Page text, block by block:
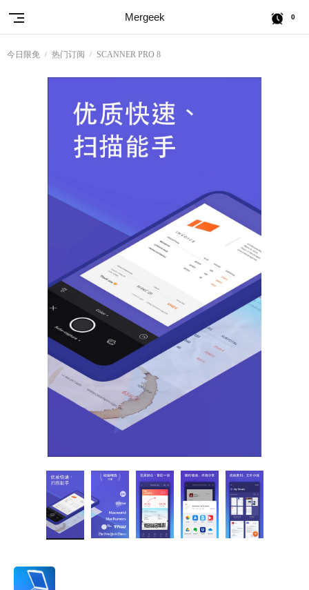
Mergeek 0
今日限免 热门订阅 SCANNER PRO 8